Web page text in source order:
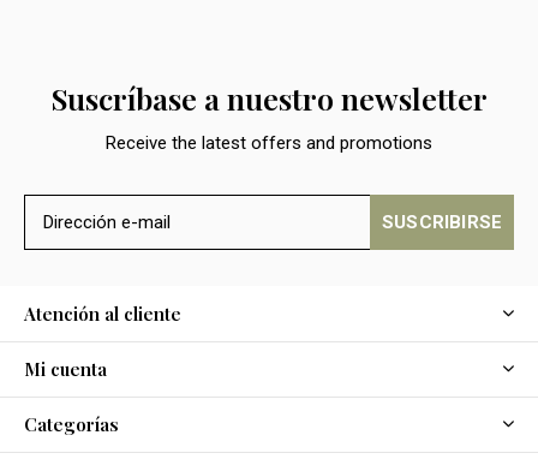
Suscríbase a nuestro newsletter
Receive the latest offers and promotions
SUSCRIBIRSE
Atención al cliente
Mi cuenta
Categorías